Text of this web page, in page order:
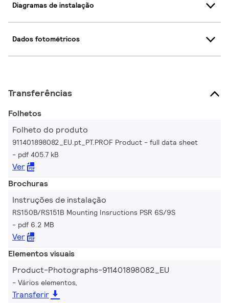
Diagramas de instalação
Dados fotométricos
Transferências
Folhetos
Folheto do produto
911401898082_EU.pt_PT.PROF Product - full data sheet
pdf 405.7 kB
Ver
Brochuras
Instruções de instalação
RS150B/RS151B Mounting Insructions PSR 6S/9S
pdf 6.2 MB
Ver
Elementos visuais
Product-Photographs-911401898082_EU
Vários elementos,
Transferir